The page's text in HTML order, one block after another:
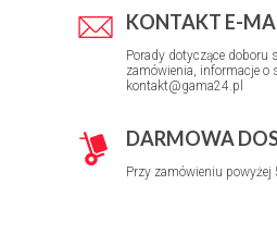
KONTAKT E-
Porady dotyczące doboru
zamówienia, informacje o
kontakt@gama24.pl
DARMOWA
Przy zamówieniu powyżej